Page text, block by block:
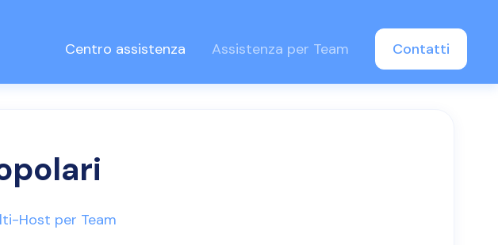
Centro assistenza Assistenza per Team Contatti
Host per Team